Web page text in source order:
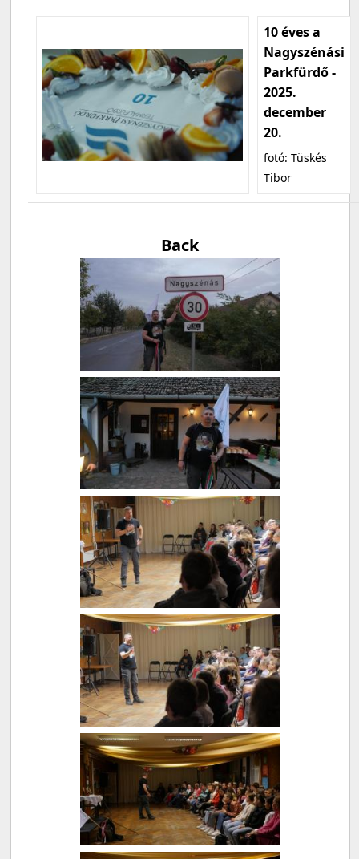
10 éves a
Nagyszénási
Parkfürdő -
2025.
december
20.
fotó: Tüskés
Tibor
Back